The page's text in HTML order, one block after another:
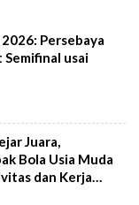
Persebaya
usai
Juara,
Bola Usia Muda
dan Kerja